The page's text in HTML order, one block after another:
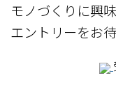
モノづくりに興
エントリーをお